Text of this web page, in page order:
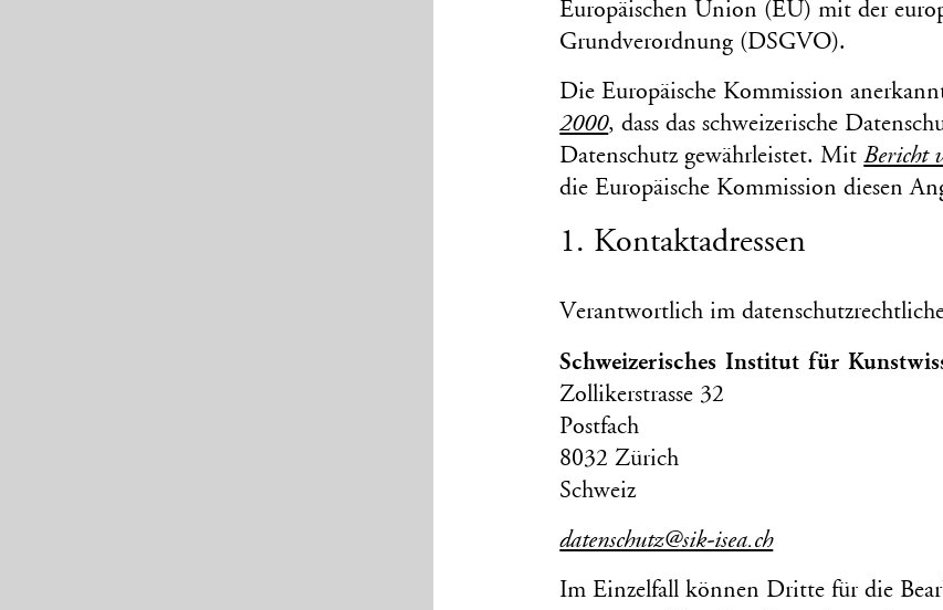
Euro­päischen Union (EU) mit der
Grund­verordnung (DSGVO).
Die Europäische Kommission
2000, dass das schweizerische
Daten­schutz gewähr­leistet. MitBericht
die Euro­päische Kommission diesen
1. Kontakt­adressen
Verantwortlich im
Schweizerisches Institut für
Zollikerstrasse 32
Postfach
8032 Zürich
Schweiz
datenschutz@sik-isea.ch
Im Einzel­fall können Dritte für die